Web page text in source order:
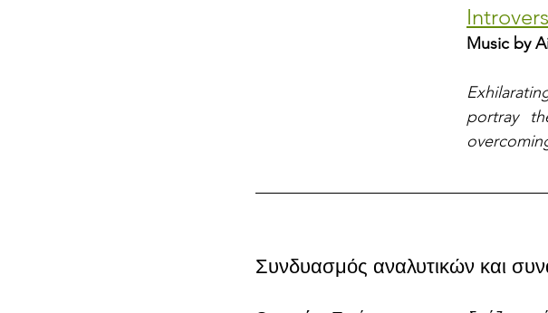
Music by
portray
Συνδυασμός αναλυτικών και